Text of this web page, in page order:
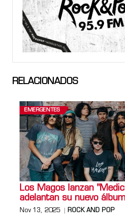
RELACIONADOS
EMERGENTES
Los Magos lanzan
adelantan su nuevo
Nov 13, 2025 ROCK AND POP